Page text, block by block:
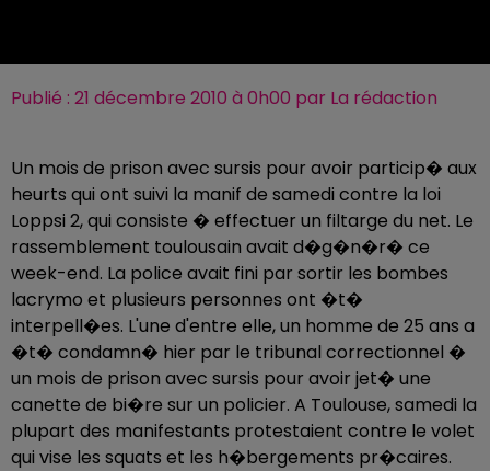
Publié : 21 décembre 2010 à 0h00 par La rédaction
Un mois de prison avec sursis pour avoir particip� aux
heurts qui ont suivi la manif de samedi contre la loi
Loppsi 2, qui consiste � effectuer un filtarge du net. Le
rassemblement toulousain avait d�g�n�r� ce
week-end. La police avait fini par sortir les bombes
lacrymo et plusieurs personnes ont �t�
interpell�es. L'une d'entre elle, un homme de 25 ans a
�t� condamn� hier par le tribunal correctionnel �
un mois de prison avec sursis pour avoir jet� une
canette de bi�re sur un policier. A Toulouse, samedi la
plupart des manifestants protestaient contre le volet
qui vise les squats et les h�bergements pr�caires.